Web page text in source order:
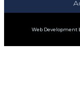
Web Development